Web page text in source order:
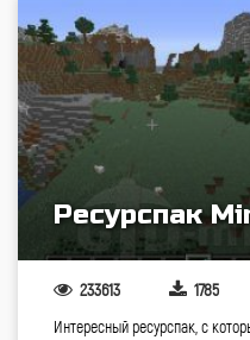
Ресурспак
233613 1785
Интересный ресурспак, с